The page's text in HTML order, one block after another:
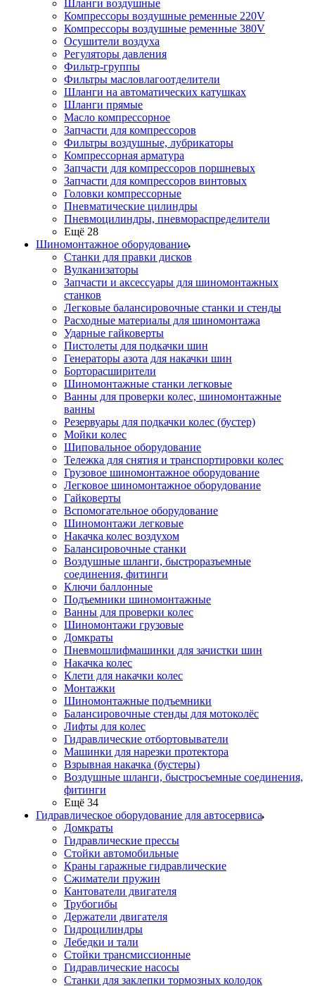
Шланги воздушные
Компрессоры воздушные ременные 220V
Компрессоры воздушные ременные 380V
Осушители воздуха
Регуляторы давления
Фильтр-группы
Фильтры масловлагоотделители
Шланги на автоматических катушках
Шланги прямые
Масло компрессорное
Запчасти для компрессоров
Фильтры воздушные, лубрикаторы
Компрессорная арматура
Запчасти для компрессоров поршневых
Запчасти для компрессоров винтовых
Головки компрессорные
Пневматические цилиндры
Пневмоцилиндры, пневмораспределители
Ещё 28
Шиномонтажное оборудование
Станки для правки дисков
Вулканизаторы
Запчасти и аксессуары для шиномонтажных
станков
Легковые балансировочные станки и стенды
Расходные материалы для шиномонтажа
Ударные гайковерты
Пистолеты для подкачки шин
Генераторы азота для накачки шин
Борторасширители
Шиномонтажные станки легковые
Ванны для проверки колес, шиномонтажные
ванны
Резервуары для подкачки колес (бустер)
Мойки колес
Шиповальное оборудование
Тележка для снятия и транспортировки колес
Грузовое шиномонтажное оборудование
Легковое шиномонтажное оборудование
Гайковерты
Вспомогательное оборудование
Шиномонтажи легковые
Накачка колес воздухом
Балансировочные станки
Воздушные шланги, быстроразъемные
соединения, фитинги
Ключи баллонные
Подъемники шиномонтажные
Ванны для проверки колес
Шиномонтажи грузовые
Домкраты
Пневмошлифмашинки для зачистки шин
Накачка колес
Клети для накачки колес
Монтажки
Шиномонтажные подъемники
Балансировочные стенды для мотоколёс
Лифты для колес
Гидравлические отбортовыватели
Машинки для нарезки протектора
Взрывная накачка (бустеры)
Воздушные шланги, быстросъемные соединения,
фитинги
Ещё 34
Гидравлическое оборудование для автосервиса
Домкраты
Гидравлические прессы
Стойки автомобильные
Краны гаражные гидравлические
Сжиматели пружин
Кантователи двигателя
Трубогибы
Держатели двигателя
Гидроцилиндры
Лебедки и тали
Стойки трансмиссионные
Гидравлические насосы
Cтанки для заклепки тормозных колодок